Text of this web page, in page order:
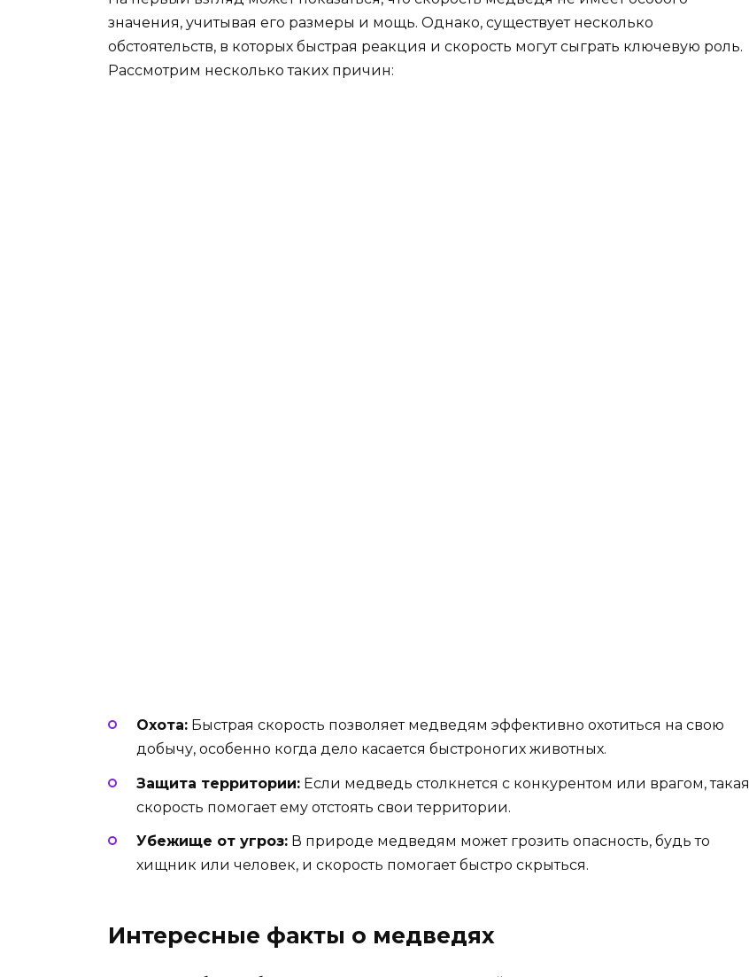
значения, учитывая его размеры и мощь. Однако, существует несколько
обстоятельств, в которых быстрая реакция и скорость могут сыграть ключевую роль.
Рассмотрим несколько таких причин:
Охота: Быстрая скорость позволяет медведям эффективно охотиться на свою
добычу, особенно когда дело касается быстроногих животных.
Защита территории: Если медведь столкнется с конкурентом или врагом, такая
скорость помогает ему отстоять свои территории.
Убежище от угроз: В природе медведям может грозить опасность, будь то
хищник или человек, и скорость помогает быстро скрыться.
Интересные факты о медведях